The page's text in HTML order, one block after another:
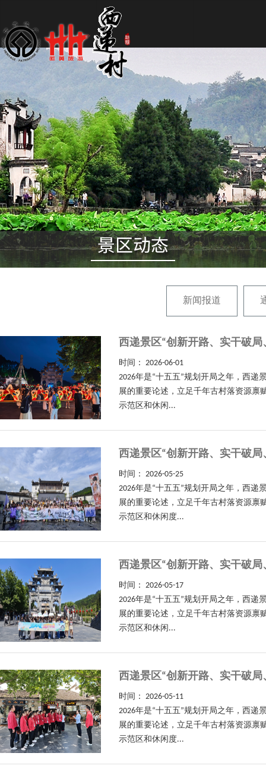
新闻报道
西递景区“创新开路、实干破
时间： 2026-06-01
2026年是“十五五”规划开局之年，西
展的重要论述，立足千年古村落资源禀
示范区和休闲...
西递景区“创新开路、实干破
时间： 2026-05-25
2026年是“十五五”规划开局之年，西
展的重要论述，立足千年古村落资源禀
示范区和休闲度...
西递景区“创新开路、实干破
时间： 2026-05-17
2026年是“十五五”规划开局之年，西
展的重要论述，立足千年古村落资源禀
示范区和休闲...
西递景区“创新开路、实干破
时间： 2026-05-11
2026年是“十五五”规划开局之年，西
展的重要论述，立足千年古村落资源禀
示范区和休闲度...